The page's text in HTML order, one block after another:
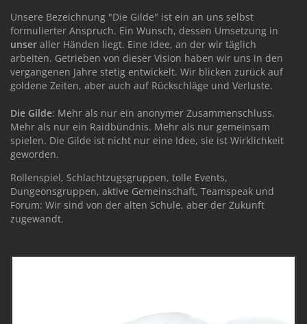
Unsere Bezeichnung "Die Gilde" ist ein an uns selbst
formulierter Anspruch. Ein Wunsch, dessen Umsetzung in
unser aller Händen liegt. Eine Idee, an der wir täglich
arbeiten. Getrieben von dieser Vision haben wir uns in den
vergangenen Jahre stetig entwickelt. Wir blicken zurück auf
goldene Zeiten, aber auch auf Rückschläge und Verluste.
Die Gilde: Mehr als nur ein anonymer Zusammenschluss.
Mehr als nur ein Raidbündnis. Mehr als nur gemeinsam
spielen. Die Gilde ist nicht nur eine Idee, sie ist Wirklichkeit
geworden.
Rollenspiel, Schlachtzugsgruppen, tolle Events,
Dungeonsgruppen, aktive Gemeinschaft, Teamspeak und
Forum: Wir sind von der alten Schule, aber der Zukunft
zugewandt.